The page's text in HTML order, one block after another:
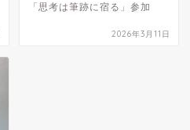
「思考は筆跡に宿る」参加
2026年3月11日